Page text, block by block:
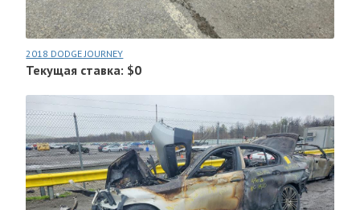
2018 DODGE JOURNEY
Текущая ставка: $0